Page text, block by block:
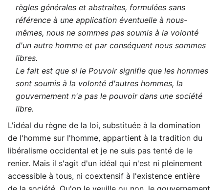
règles générales et abstraites, formulées sans
référence à une application éventuelle à nous-
mêmes, nous ne sommes pas soumis à la volonté
d'un autre homme et par conséquent nous sommes
libres.
Le fait est que si le Pouvoir signifie que les hommes
sont soumis à la volonté d'autres hommes, la
gouvernement n'a pas le pouvoir dans une société
libre.
L'idéal du règne de la loi, substituée à la domination
de l'homme sur l'homme, appartient à la tradition du
libéralisme occidental et je ne suis pas tenté de le
renier. Mais il s'agit d'un idéal qui n'est ni pleinement
accessible à tous, ni coextensif à l'existence entière